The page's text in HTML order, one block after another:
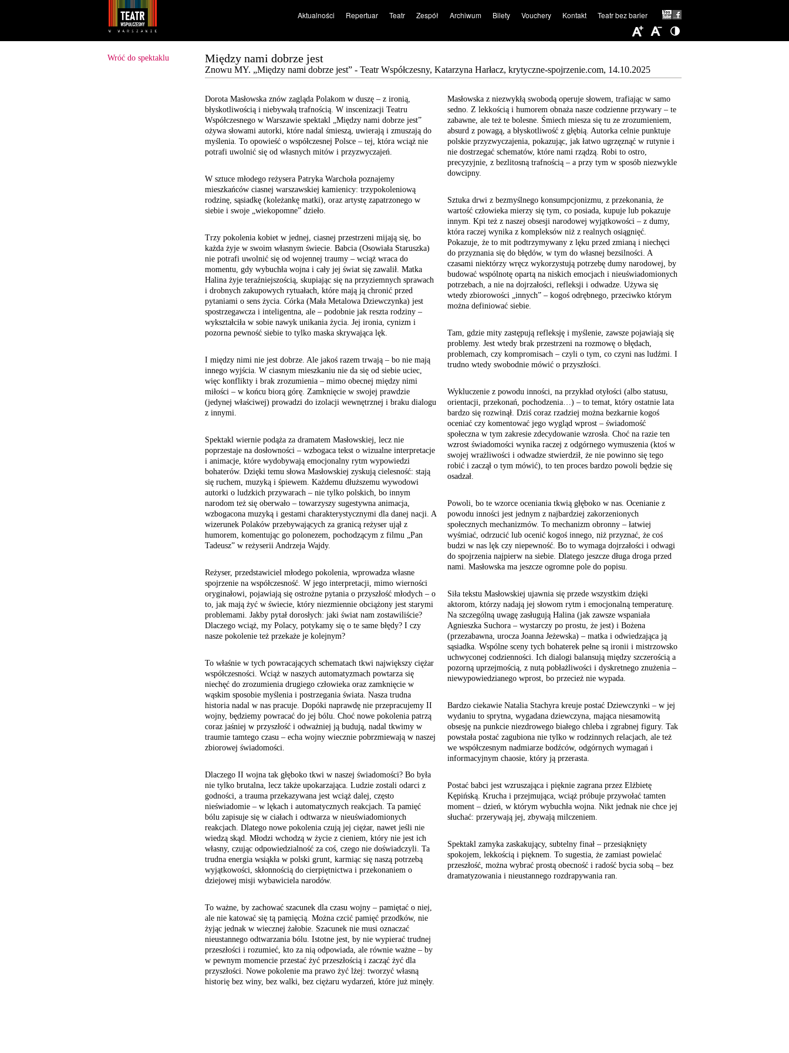
Aktualności Repertuar Teatr Zespół Archiwum Bilety Vouchery Kontakt Teatr bez barier
Wróć do spektaklu Między nami dobrze jest
Znowu MY. „Między nami dobrze jest” - Teatr Współczesny, Katarzyna Harłacz, krytyczne-spojrzenie.com, 14.10.2025
Dorota Masłowska znów zagląda Polakom w duszę – z ironią,
błyskotliwością i niebywałą trafnością. W inscenizacji Teatru
Współczesnego w Warszawie spektakl „Między nami dobrze jest”
ożywa słowami autorki, które nadal śmieszą, uwierają i zmuszają do
myślenia. To opowieść o współczesnej Polsce – tej, która wciąż nie
potrafi uwolnić się od własnych mitów i przyzwyczajeń.
W sztuce młodego reżysera Patryka Warchoła poznajemy
mieszkańców ciasnej warszawskiej kamienicy: trzypokoleniową
rodzinę, sąsiadkę (koleżankę matki), oraz artystę zapatrzonego w
siebie i swoje „wiekopomne” dzieło.
Trzy pokolenia kobiet w jednej, ciasnej przestrzeni mijają się, bo
każda żyje w swoim własnym świecie. Babcia (Osowiała Staruszka)
nie potrafi uwolnić się od wojennej traumy – wciąż wraca do
momentu, gdy wybuchła wojna i cały jej świat się zawalił. Matka
Halina żyje teraźniejszością, skupiając się na przyziemnych sprawach
i drobnych zakupowych rytuałach, które mają ją chronić przed
pytaniami o sens życia. Córka (Mała Metalowa Dziewczynka) jest
spostrzegawcza i inteligentna, ale – podobnie jak reszta rodziny –
wykształciła w sobie nawyk unikania życia. Jej ironia, cynizm i
pozorna pewność siebie to tylko maska skrywająca lęk.
I między nimi nie jest dobrze. Ale jakoś razem trwają – bo nie mają
innego wyjścia. W ciasnym mieszkaniu nie da się od siebie uciec,
więc konflikty i brak zrozumienia – mimo obecnej między nimi
miłości – w końcu biorą górę. Zamknięcie w swojej prawdzie
(jedynej właściwej) prowadzi do izolacji wewnętrznej i braku dialogu
z innymi.
Spektakl wiernie podąża za dramatem Masłowskiej, lecz nie
poprzestaje na dosłowności – wzbogaca tekst o wizualne interpretacje
i animacje, które wydobywają emocjonalny rytm wypowiedzi
bohaterów. Dzięki temu słowa Masłowskiej zyskują cielesność: stają
się ruchem, muzyką i śpiewem. Każdemu dłuższemu wywodowi
autorki o ludzkich przywarach – nie tylko polskich, bo innym
narodom też się oberwało – towarzyszy sugestywna animacja,
wzbogacona muzyką i gestami charakterystycznymi dla danej nacji. A
wizerunek Polaków przebywających za granicą reżyser ujął z
humorem, komentując go polonezem, pochodzącym z filmu „Pan
Tadeusz” w reżyserii Andrzeja Wajdy.
Reżyser, przedstawiciel młodego pokolenia, wprowadza własne
spojrzenie na współczesność. W jego interpretacji, mimo wierności
oryginałowi, pojawiają się ostrożne pytania o przyszłość młodych – o
to, jak mają żyć w świecie, który niezmiennie obciążony jest starymi
problemami. Jakby pytał dorosłych: jaki świat nam zostawiliście?
Dlaczego wciąż, my Polacy, potykamy się o te same błędy? I czy
nasze pokolenie też przekaże je kolejnym?
To właśnie w tych powracających schematach tkwi największy ciężar
współczesności. Wciąż w naszych automatyzmach powtarza się
niechęć do zrozumienia drugiego człowieka oraz zamknięcie w
wąskim sposobie myślenia i postrzegania świata. Nasza trudna
historia nadal w nas pracuje. Dopóki naprawdę nie przepracujemy II
wojny, będziemy powracać do jej bólu. Choć nowe pokolenia patrzą
coraz jaśniej w przyszłość i odważniej ją budują, nadal tkwimy w
traumie tamtego czasu – echa wojny wiecznie pobrzmiewają w naszej
zbiorowej świadomości.
Dlaczego II wojna tak głęboko tkwi w naszej świadomości? Bo była
nie tylko brutalna, lecz także upokarzająca. Ludzie zostali odarci z
godności, a trauma przekazywana jest wciąż dalej, często
nieświadomie – w lękach i automatycznych reakcjach. Ta pamięć
bólu zapisuje się w ciałach i odtwarza w nieuświadomionych
reakcjach. Dlatego nowe pokolenia czują jej ciężar, nawet jeśli nie
wiedzą skąd. Młodzi wchodzą w życie z cieniem, który nie jest ich
własny, czując odpowiedzialność za coś, czego nie doświadczyli. Ta
trudna energia wsiąkła w polski grunt, karmiąc się naszą potrzebą
wyjątkowości, skłonnością do cierpiętnictwa i przekonaniem o
dziejowej misji wybawiciela narodów.
To ważne, by zachować szacunek dla czasu wojny – pamiętać o niej,
ale nie katować się tą pamięcią. Można czcić pamięć przodków, nie
żyjąc jednak w wiecznej żałobie. Szacunek nie musi oznaczać
nieustannego odtwarzania bólu. Istotne jest, by nie wypierać trudnej
przeszłości i rozumieć, kto za nią odpowiada, ale równie ważne – by
w pewnym momencie przestać żyć przeszłością i zacząć żyć dla
przyszłości. Nowe pokolenie ma prawo żyć lżej: tworzyć własną
historię bez winy, bez walki, bez ciężaru wydarzeń, które już minęły.
Masłowska z niezwykłą swobodą operuje słowem, trafiając w samo
sedno. Z lekkością i humorem obnaża nasze codzienne przywary – te
zabawne, ale też te bolesne. Śmiech miesza się tu ze zrozumieniem,
absurd z powagą, a błyskotliwość z głębią. Autorka celnie punktuje
polskie przyzwyczajenia, pokazując, jak łatwo ugrzęznąć w rutynie i
nie dostrzegać schematów, które nami rządzą. Robi to ostro,
precyzyjnie, z bezlitosną trafnością – a przy tym w sposób niezwykle
dowcipny.
Sztuka drwi z bezmyślnego konsumpcjonizmu, z przekonania, że
wartość człowieka mierzy się tym, co posiada, kupuje lub pokazuje
innym. Kpi też z naszej obsesji narodowej wyjątkowości – z dumy,
która raczej wynika z kompleksów niż z realnych osiągnięć.
Pokazuje, że to mit podtrzymywany z lęku przed zmianą i niechęci
do przyznania się do błędów, w tym do własnej bezsilności. A
czasami niektórzy wręcz wykorzystują potrzebę dumy narodowej, by
budować wspólnotę opartą na niskich emocjach i nieuświadomionych
potrzebach, a nie na dojrzałości, refleksji i odwadze. Używa się
wtedy zbiorowości „innych” – kogoś odrębnego, przeciwko którym
można definiować siebie.
Tam, gdzie mity zastępują refleksję i myślenie, zawsze pojawiają się
problemy. Jest wtedy brak przestrzeni na rozmowę o błędach,
problemach, czy kompromisach – czyli o tym, co czyni nas ludźmi. I
trudno wtedy swobodnie mówić o przyszłości.
Wykluczenie z powodu inności, na przykład otyłości (albo statusu,
orientacji, przekonań, pochodzenia…) – to temat, który ostatnie lata
bardzo się rozwinął. Dziś coraz rzadziej można bezkarnie kogoś
oceniać czy komentować jego wygląd wprost – świadomość
społeczna w tym zakresie zdecydowanie wzrosła. Choć na razie ten
wzrost świadomości wynika raczej z odgórnego wymuszenia (ktoś w
swojej wrażliwości i odwadze stwierdził, że nie powinno się tego
robić i zaczął o tym mówić), to ten proces bardzo powoli będzie się
osadzał.
Powoli, bo te wzorce oceniania tkwią głęboko w nas. Ocenianie z
powodu inności jest jednym z najbardziej zakorzenionych
społecznych mechanizmów. To mechanizm obronny – łatwiej
wyśmiać, odrzucić lub ocenić kogoś innego, niż przyznać, że coś
budzi w nas lęk czy niepewność. Bo to wymaga dojrzałości i odwagi
do spojrzenia najpierw na siebie. Dlatego jeszcze długa droga przed
nami. Masłowska ma jeszcze ogromne pole do popisu.
Siła tekstu Masłowskiej ujawnia się przede wszystkim dzięki
aktorom, którzy nadają jej słowom rytm i emocjonalną temperaturę.
Na szczególną uwagę zasługują Halina (jak zawsze wspaniała
Agnieszka Suchora – wystarczy po prostu, że jest) i Bożena
(przezabawna, urocza Joanna Jeżewska) – matka i odwiedzająca ją
sąsiadka. Wspólne sceny tych bohaterek pełne są ironii i mistrzowsko
uchwyconej codzienności. Ich dialogi balansują między szczerością a
pozorną uprzejmością, z nutą pobłażliwości i dyskretnego znużenia –
niewypowiedzianego wprost, bo przecież nie wypada.
Bardzo ciekawie Natalia Stachyra kreuje postać Dziewczynki – w jej
wydaniu to sprytna, wygadana dziewczyna, mająca niesamowitą
obsesję na punkcie niezdrowego białego chleba i zgrabnej figury. Tak
powstała postać zagubiona nie tylko w rodzinnych relacjach, ale też
we współczesnym nadmiarze bodźców, odgórnych wymagań i
informacyjnym chaosie, który ją przerasta.
Postać babci jest wzruszająca i pięknie zagrana przez Elżbietę
Kępińską. Krucha i przejmująca, wciąż próbuje przywołać tamten
moment – dzień, w którym wybuchła wojna. Nikt jednak nie chce jej
słuchać: przerywają jej, zbywają milczeniem.
Spektakl zamyka zaskakujący, subtelny finał – przesiąknięty
spokojem, lekkością i pięknem. To sugestia, że zamiast powielać
przeszłość, można wybrać prostą obecność i radość bycia sobą – bez
dramatyzowania i nieustannego rozdrapywania ran.